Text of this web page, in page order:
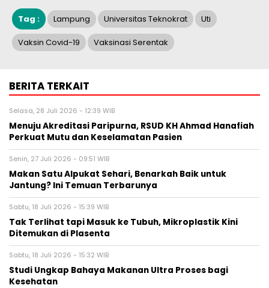
Tag : Lampung Universitas Teknokrat Uti
Vaksin Covid-19 Vaksinasi Serentak
BERITA TERKAIT
Selasa, 28 Juli 2026 - 12:39 WIB
Menuju Akreditasi Paripurna, RSUD KH Ahmad Hanafiah
Perkuat Mutu dan Keselamatan Pasien
Senin, 27 Juli 2026 - 09:51 WIB
Makan Satu Alpukat Sehari, Benarkah Baik untuk
Jantung? Ini Temuan Terbarunya
Sabtu, 18 Juli 2026 - 15:39 WIB
Tak Terlihat tapi Masuk ke Tubuh, Mikroplastik Kini
Ditemukan di Plasenta
Sabtu, 18 Juli 2026 - 15:32 WIB
Studi Ungkap Bahaya Makanan Ultra Proses bagi
Kesehatan